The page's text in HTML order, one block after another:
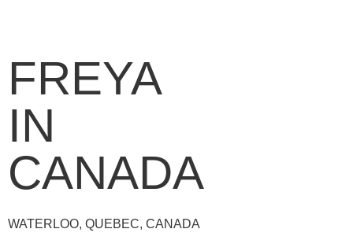
FREYA
IN
CANADA
WATERLOO, QUEBEC, CANADA